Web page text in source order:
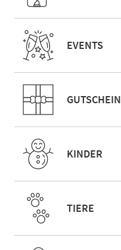
EVENTS
GUTSCHEIN
KINDER
TIERE